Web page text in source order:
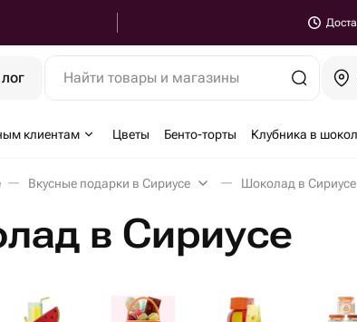
Найти товары и магазины
клиентам Цветы Бенто-торты Клубника в
Вкусные подарки в Сириусе Шоколад в Сириусе
в Сириусе